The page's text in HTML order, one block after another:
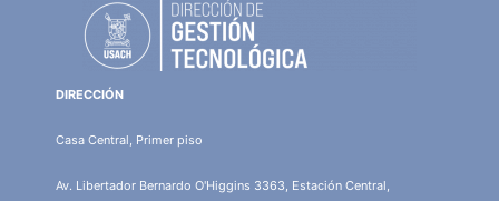
DIRECCIÓN
Casa Central, Primer piso
Av. Libertador Bernardo O'Higgins 3363, Estación Central,